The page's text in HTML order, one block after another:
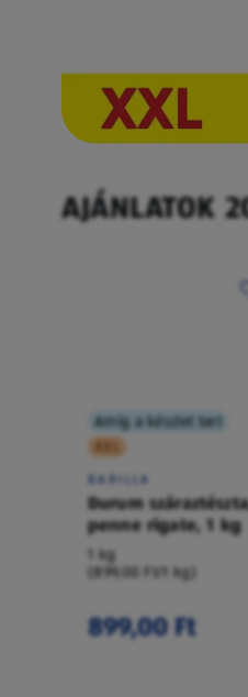
AJÁNLATOK
Amíg a készlet tart
XXL
BARILLA
Durum
penne rigate, 1 kg
1 kg
(899,00 Ft/1 kg)
899,00 Ft